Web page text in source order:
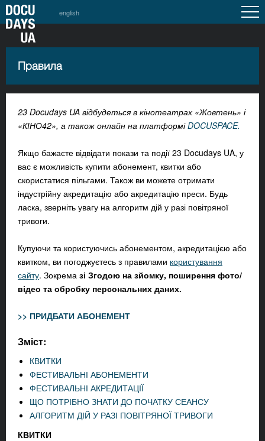
english
Правила
23 Docudays UA відбудеться в кінотеатрах «Жовтень» і
«КІНО42», а також онлайн на платформіDOCUSPACE.
Якщо бажаєте відвідати покази та події 23 Docudays UA, у
вас є можливість купити абонемент, квитки або
скористатися пільгами. Також ви можете отримати
індустрійну акредитацію або акредитацію преси. Будь
ласка, зверніть увагу на алгоритм дій у разі повітряної
тривоги.
Купуючи та користуючись абонементом, акредитацією або
квитком, ви погоджуєтесь з правилами користування
сайту. Зокрема зі Згодою на зйомку, поширення фото/
відео та обробку персональних даних.
>> ПРИДБАТИ АБОНЕМЕНТ
Зміст:
КВИТКИ
ФЕСТИВАЛЬНІ АБОНЕМЕНТИ
ФЕСТИВАЛЬНІ АКРЕДИТАЦІЇ
ЩО ПОТРІБНО ЗНАТИ ДО ПОЧАТКУ СЕАНСУ
АЛГОРИТМ ДІЙ У РАЗІ ПОВІТРЯНОЇ ТРИВОГИ
КВИТКИ